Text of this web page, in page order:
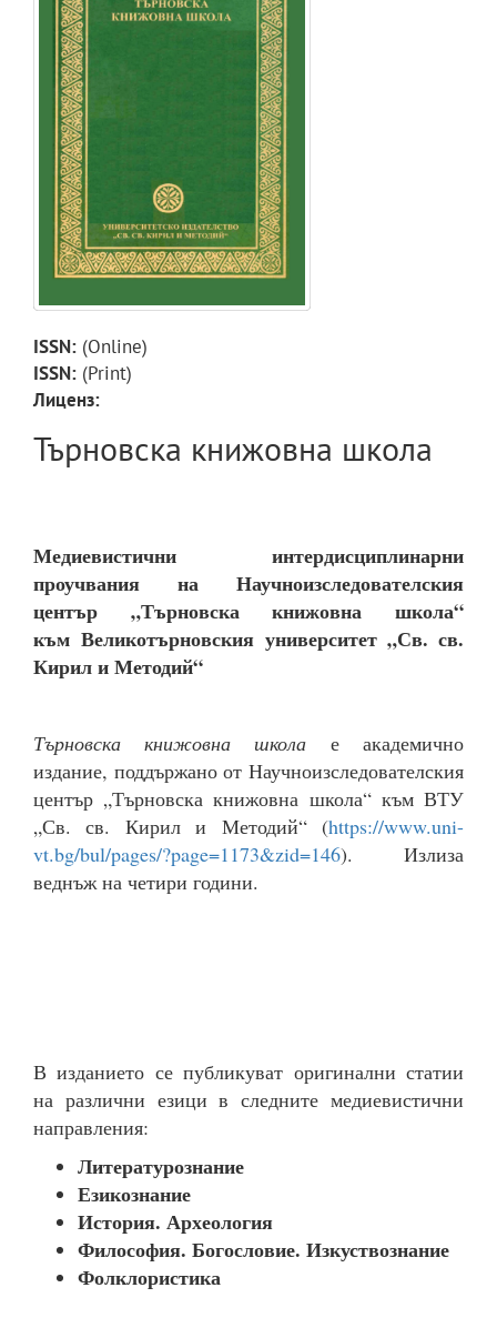
ISSN: (Online)
ISSN: (Print)
Лиценз:
Търновска книжовна школа
Медиевистични интердисциплинарни
проучвания на Научноизследователския
център „Търновска книжовна школа“
къмВеликотърновския университет „Св. св.
Кирил и Методий“
Търновска книжовна школа е академично
издание, поддържано от Научноизследователския
център „Търновска книжовна школа“ към ВТУ
„Св. св. Кирил и Методий“ (https://www.uni-
vt.bg/bul/pages/?page=1173&zid=146). Излиза
веднъж на четири години.
В изданието се публикуват оригинални статии
на различни езици в следните медиевистични
направления:
Литературознание
Езикознание
История. Археология
Философия. Богословие. Изкуствознание
Фолклористика